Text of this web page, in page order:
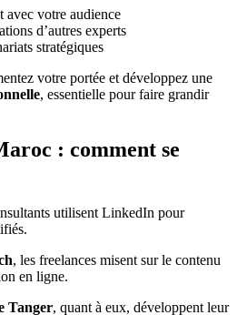
avec votre audience
d’autres experts
stratégiques
votre portée et développez une
, essentielle pour faire grandir
: comment se
utilisent LinkedIn pour
, les freelances misent sur le contenu
en ligne.
Tanger, quant à eux, développent leur